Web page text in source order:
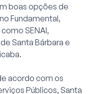
boas opções de
Fundamental,
SENAI,
Santa Bárbara e
acordo com os
Públicos, Santa